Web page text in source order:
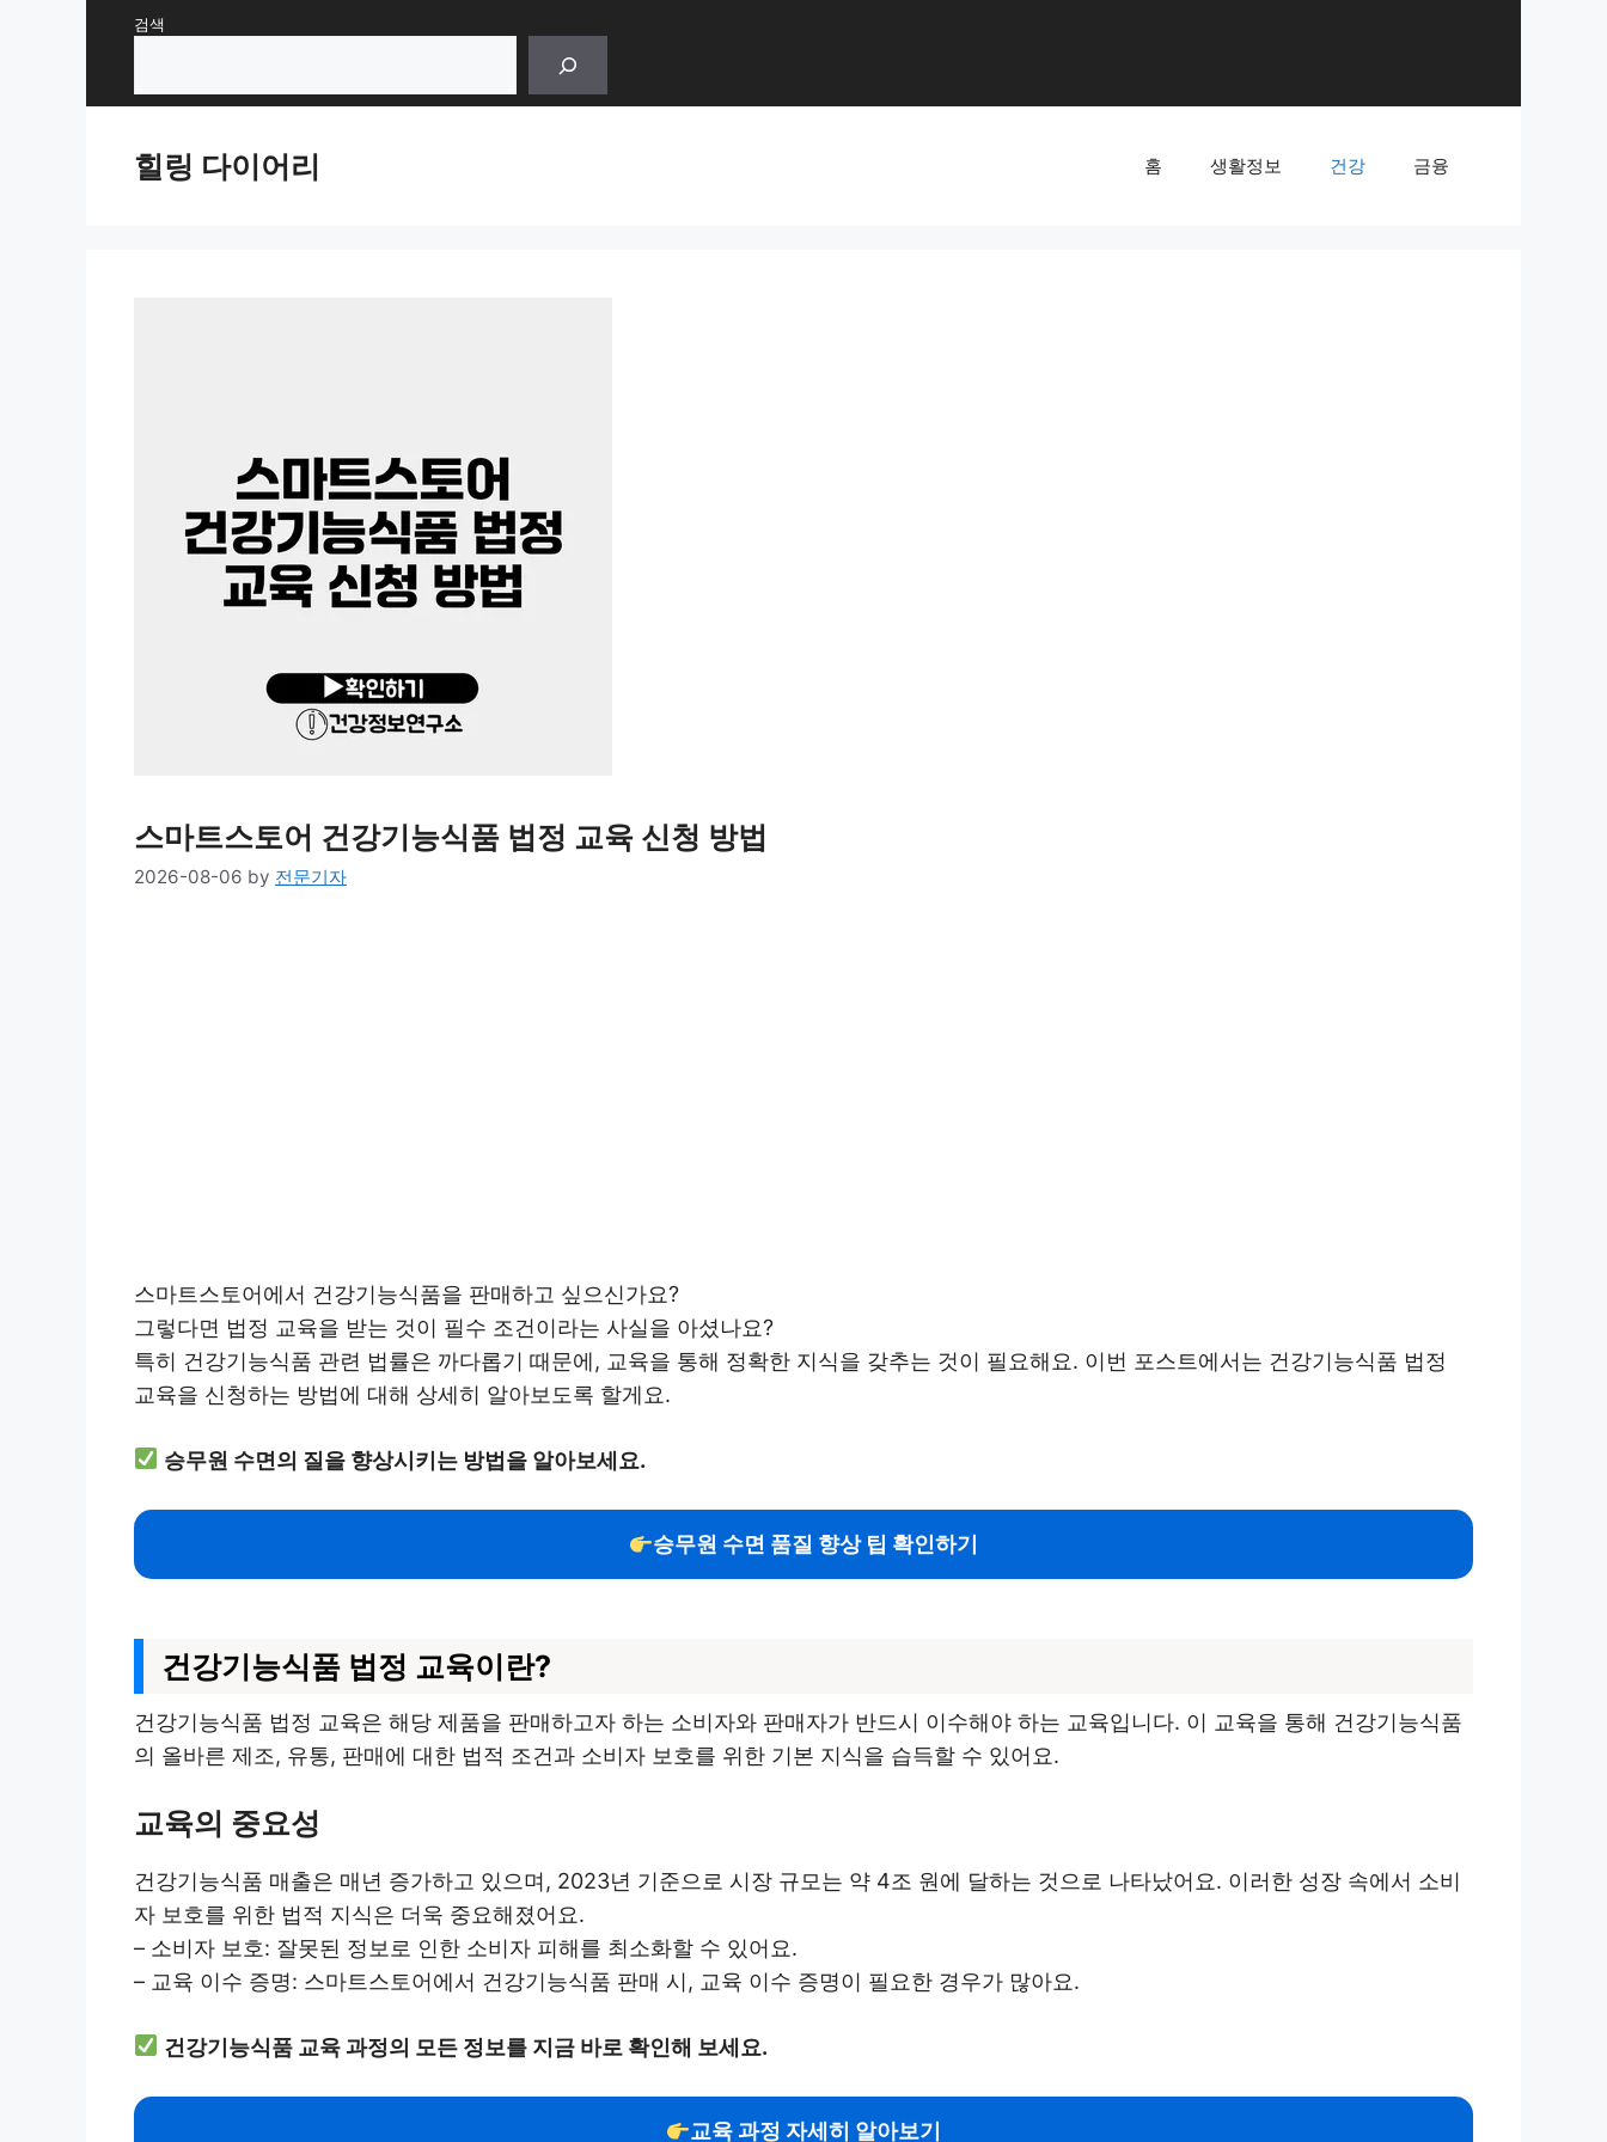
검색
힐링 다이어리 홈 생활정보 건강 금융
스마트스토어 건강기능식품 법정 교육 신청 방법
2026-08-06 by 전문기자
스마트스토어에서 건강기능식품을 판매하고 싶으신가요?
그렇다면 법정 교육을 받는 것이 필수 조건이라는 사실을 아셨나요?
특히 건강기능식품 관련 법률은 까다롭기 때문에, 교육을 통해 정확한 지식을 갖추는 것이 필요해요. 이번 포스트에서는 건강기능식품 법정
교육을 신청하는 방법에 대해 상세히 알아보도록 할게요.
승무원 수면의 질을 향상시키는 방법을 알아보세요.
승무원 수면 품질 향상 팁 확인하기
건강기능식품 법정 교육이란?
건강기능식품 법정 교육은 해당 제품을 판매하고자 하는 소비자와 판매자가 반드시 이수해야 하는 교육입니다. 이 교육을 통해 건강기능식품
의 올바른 제조, 유통, 판매에 대한 법적 조건과 소비자 보호를 위한 기본 지식을 습득할 수 있어요.
교육의 중요성
건강기능식품 매출은 매년 증가하고 있으며, 2023년 기준으로 시장 규모는 약 4조 원에 달하는 것으로 나타났어요. 이러한 성장 속에서 소비
자 보호를 위한 법적 지식은 더욱 중요해졌어요.
– 소비자 보호: 잘못된 정보로 인한 소비자 피해를 최소화할 수 있어요.
– 교육 이수 증명: 스마트스토어에서 건강기능식품 판매 시, 교육 이수 증명이 필요한 경우가 많아요.
건강기능식품 교육 과정의 모든 정보를 지금 바로 확인해 보세요.
교육 과정 자세히 알아보기